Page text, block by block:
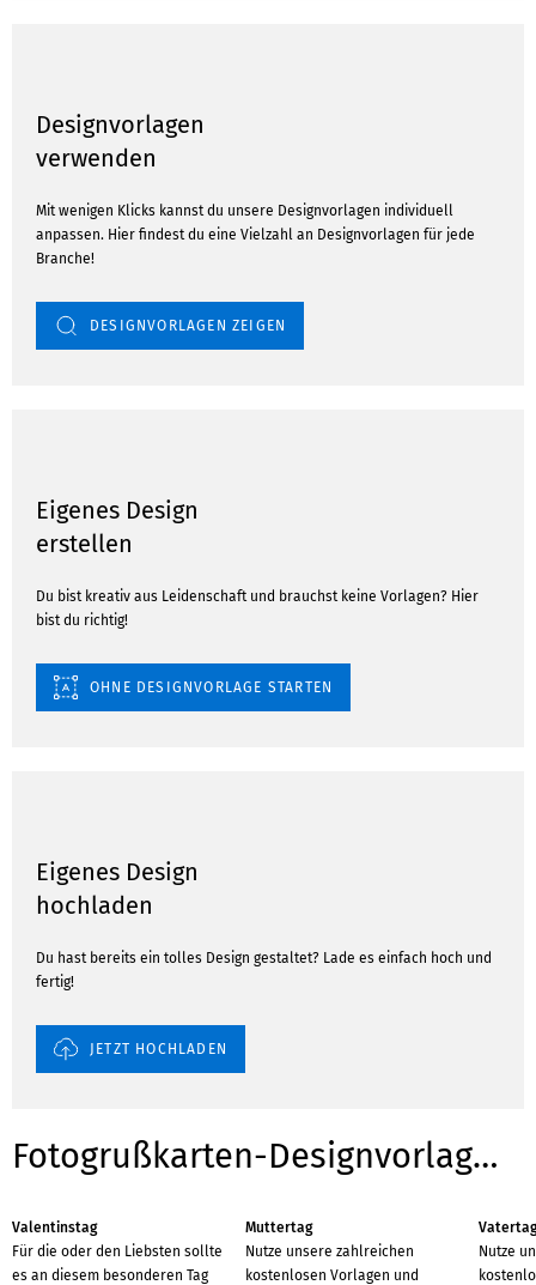
Designvorlagen
verwenden
Mit wenigen Klicks kannst du unsere Designvorlagen individuell
anpassen. Hier findest du eine Vielzahl an Designvorlagen für jede
Branche!
DESIGNVORLAGEN ZEIGEN
Eigenes Design
erstellen
Du bist kreativ aus Leidenschaft und brauchst keine Vorlagen? Hier
bist du richtig!
OHNE DESIGNVORLAGE STARTEN
Eigenes Design
hochladen
Du hast bereits ein tolles Design gestaltet? Lade es einfach hoch und
fertig!
JETZT HOCHLADEN
Fotogrußkarten-Designvorlagen für Anlässe
Valentinstag
Für die oder den Liebsten sollte
es an diesem besonderen Tag
Muttertag
Nutze unsere zahlreichen
kostenlosen Vorlagen und
Vatertag
Nutze